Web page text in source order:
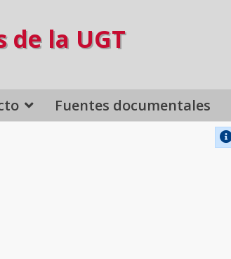
de la UGT
Fuentes documentales